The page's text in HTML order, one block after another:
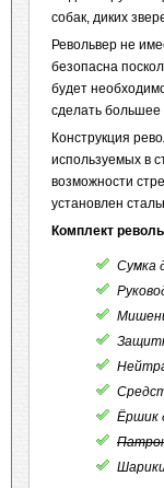
собак, диких
Револьвер не
безопасна
будет
сделать большее
Конструкция
используемых в
возможности
установлен
Комплект
Сумка
Ёршик